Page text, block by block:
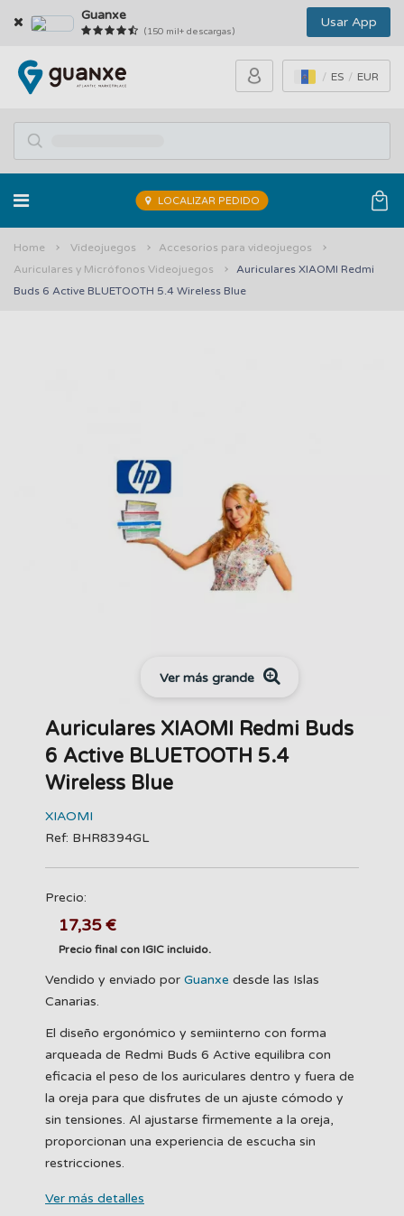
Guanxe
(150 mil+ descargas)
Usar App
ES EUR
LOCALIZAR PEDIDO
Home Videojuegos
Accesorios para videojuegos
Auriculares y Micrófonos Videojuegos
Auriculares XIAOMI Redmi
Buds 6 Active BLUETOOTH 5.4 Wireless Blue
Ver más grande
Auriculares XIAOMI Redmi Buds
6 Active BLUETOOTH 5.4
Wireless Blue
XIAOMI
Ref: BHR8394GL
Precio:
17,35 €
Precio final con IGIC incluido.
Vendido y enviado por Guanxe desde las Islas
Canarias.
El diseño ergonómico y semiinterno con forma
arqueada de Redmi Buds 6 Active equilibra con
eficacia el peso de los auriculares dentro y fuera de
la oreja para que disfrutes de un ajuste cómodo y
sin tensiones. Al ajustarse firmemente a la oreja,
proporcionan una experiencia de escucha sin
restricciones.
Ver más detalles